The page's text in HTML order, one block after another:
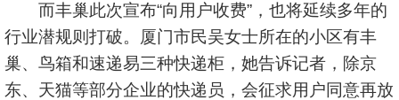
而丰巢此次宣布“向用户收费”，也将延续多年的
行业潜规则打破。厦门市民吴女士所在的小区有丰
巢、鸟箱和速递易三种快递柜，她告诉记者，除京
东、天猫等部分企业的快递员，会征求用户同意再放